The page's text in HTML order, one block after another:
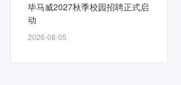
毕马威2027秋季校园招聘正式启
动
2026-08-05